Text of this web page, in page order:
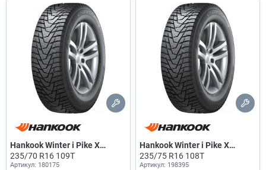
Hankook Winter i Pike X
W429A
235/70 R16 109T
Артикул: 180175
Hankook Winter i Pike X
W429A
235/75 R16 108T
Артикул: 198395